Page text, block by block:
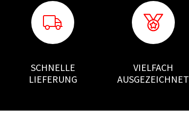
SCHNELLE
LIEFERUNG
VIELFACH
AUSGEZEICHNET